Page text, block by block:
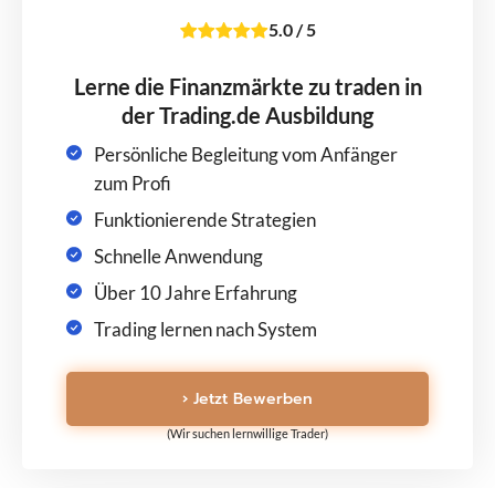
5.0 / 5
Lerne die Finanzmärkte zu traden in
der Trading.de Ausbildung
Persönliche Begleitung vom Anfänger
zum Profi
Funktionierende Strategien
Schnelle Anwendung
Über 10 Jahre Erfahrung
Trading lernen nach System
› Jetzt Bewerben
(Wir suchen lernwillige Trader)